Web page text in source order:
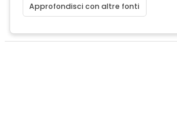
Approfondisci con altre fonti